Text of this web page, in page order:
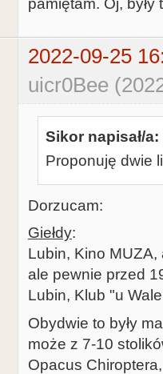
pamiętam. Oj, były
2022-09-25
uicr0Bee
Sikor napisał/a:
Proponuję dwie
Dorzucam:
Giełdy:
Lubin, Kino
ale pewnie przed
Lubin, Klub "u
Obydwie to były
może z 7-10
Opacus